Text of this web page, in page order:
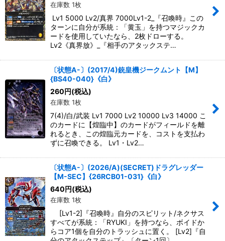
在庫数 1枚
Lv1 5000 Lv2/真界 7000Lv1-2_『召喚時』この
ターンに自分が系統：「黄玉」を持つマジックカ
ードを使用していたなら、2枚ドローする。
Lv2《真界放》_『相手のアタックステ…
〔状態A-〕(2017/4)銃皇機ジークムント【M】
{BS40-040}《白》
260円(税込)
在庫数 1枚
7(4)/白/武装 Lv1 7000 Lv2 10000 Lv3 14000 こ
のカードに【煌臨中】のカードがフィールドを離
れるとき、この煌臨元カードを、コストを支払わ
ずに召喚できる。 Lv1・Lv2…
〔状態A-〕(2026/A)(SECRET)ドラグレッダー
【M-SEC】{26RCB01-031}《白》
640円(税込)
在庫数 1枚
[Lv1-2]『召喚時』自分のスピリット/ネクサス
すべてが系統：「RYUKI」を持つなら、ボイドか
らコア1個を自分のトラッシュに置く。 [Lv2]『自